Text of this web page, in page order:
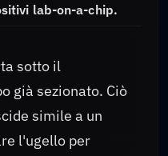
lab-on-a-chip.
sotto il
già sezionato. Ciò
simile a un
l'ugello per